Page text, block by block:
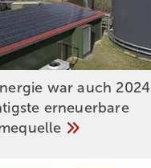
war auch 2024
erneuerbare